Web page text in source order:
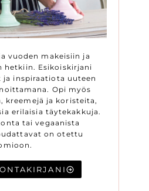
vuoden makeisiin ja
hetkiin. Esikoiskirjani
inspiraatiota uuteen
Opi myös
kreemejä ja koristeita,
erilaisia täytekakkuja.
tai vegaanista
on otettu